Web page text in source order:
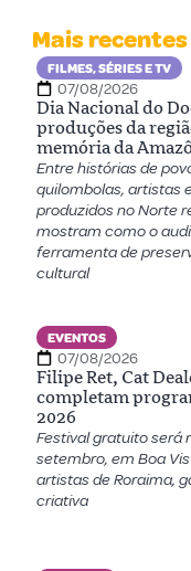
Mais recentes
FILMES, SÉRIES E TV
07/08/2026
Dia Nacional do
produções da
memória da
Entre histórias de
quilombolas, artistas
produzidos no Norte
mostram como o
ferramenta de
cultural
EVENTOS
07/08/2026
Filipe Ret, Cat
completam
2026
Festival gratuito será
setembro, em Boa
artistas de Roraima,
criativa